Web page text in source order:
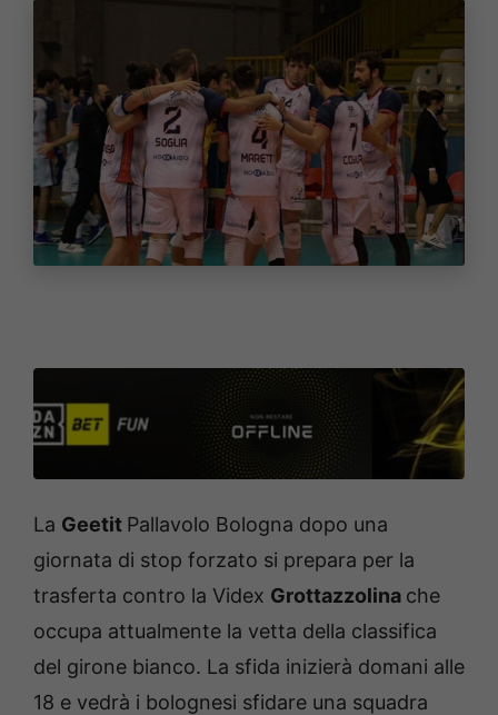
La Geetit Pallavolo Bologna dopo una
giornata di stop forzato si prepara per la
trasferta contro la Videx Grottazzolina che
occupa attualmente la vetta della classifica
del girone bianco. La sfida inizierà domani alle
18 e vedrà i bolognesi sfidare una squadra